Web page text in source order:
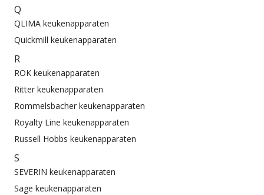
Q
QLIMA keukenapparaten
Quickmill keukenapparaten
R
ROK keukenapparaten
Ritter keukenapparaten
Rommelsbacher keukenapparaten
Royalty Line keukenapparaten
Russell Hobbs keukenapparaten
S
SEVERIN keukenapparaten
Sage keukenapparaten